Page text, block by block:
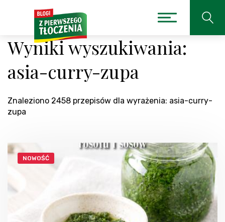
Wyniki wyszukiwania:
asia-curry-zupa
Znaleziono 2458 przepisów dla wyrażenia: asia-curry-
zupa
NOWOŚĆ